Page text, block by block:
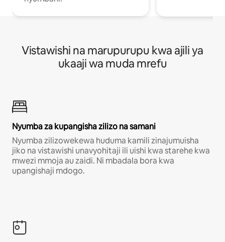
Vistawishi na marupurupu kwa ajili ya
ukaaji wa muda mrefu
Nyumba za kupangisha zilizo na samani
Nyumba zilizowekewa huduma kamili zinajumuisha
jiko na vistawishi unavyohitaji ili uishi kwa starehe kwa
mwezi mmoja au zaidi. Ni mbadala bora kwa
upangishaji mdogo.